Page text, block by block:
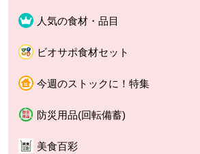
人気の食材・品目
ビオサポ食材セット
今週のストックに！特集
防災用品(回転備蓄)
美食百彩